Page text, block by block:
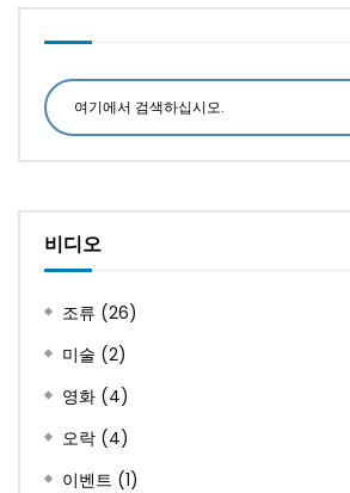
비디오
조류 (26)
미술 (2)
영화 (4)
오락 (4)
이벤트 (1)